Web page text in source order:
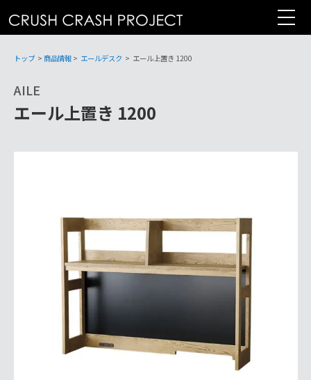
テ
トップ > 商品情報> エールデスク > エール上置き 1200
AILE
エール上置き 1200